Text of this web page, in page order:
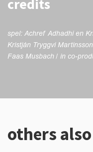
credits
spel: Achref Adhadhi en
Kristján Tryggvi
Faas Musbach / in co-
others